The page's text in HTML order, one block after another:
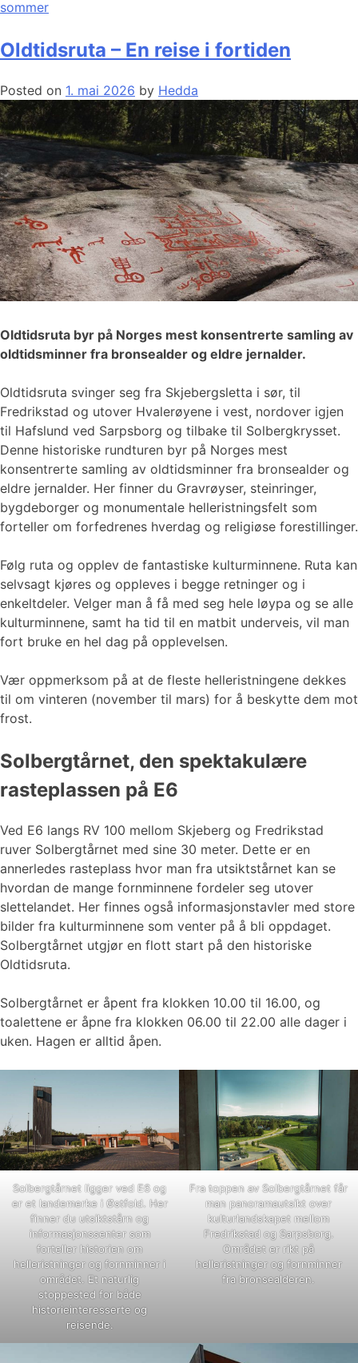
sommer
Oldtidsruta – En reise i fortiden
Posted on 1. mai 2026 by Hedda
Oldtidsruta byr på Norges mest konsentrerte samling av
oldtidsminner fra bronsealder og eldre jernalder.
Oldtidsruta svinger seg fra Skjebergsletta i sør, til
Fredrikstad og utover Hvalerøyene i vest, nordover igjen
til Hafslund ved Sarpsborg og tilbake til Solbergkrysset.
Denne historiske rundturen byr på Norges mest
konsentrerte samling av oldtidsminner fra bronsealder og
eldre jernalder. Her finner du Gravrøyser, steinringer,
bygdeborger og monumentale helleristningsfelt som
forteller om forfedrenes hverdag og religiøse forestillinger.
Følg ruta og opplev de fantastiske kulturminnene. Ruta kan
selvsagt kjøres og oppleves i begge retninger og i
enkeltdeler. Velger man å få med seg hele løypa og se alle
kulturminnene, samt ha tid til en matbit underveis, vil man
fort bruke en hel dag på opplevelsen.
Vær oppmerksom på at de fleste helleristningene dekkes
til om vinteren (november til mars) for å beskytte dem mot
frost.
Solbergtårnet, den spektakulære
rasteplassen på E6
Ved E6 langs RV 100 mellom Skjeberg og Fredrikstad
ruver Solbergtårnet med sine 30 meter. Dette er en
annerledes rasteplass hvor man fra utsiktstårnet kan se
hvordan de mange fornminnene fordeler seg utover
slettelandet. Her finnes også informasjonstavler med store
bilder fra kulturminnene som venter på å bli oppdaget.
Solbergtårnet utgjør en flott start på den historiske
Oldtidsruta.
Solbergtårnet er åpent fra klokken 10.00 til 16.00, og
toalettene er åpne fra klokken 06.00 til 22.00 alle dager i
uken. Hagen er alltid åpen.
Solbergtårnet ligger ved E6 og
er et landemerke i Østfold. Her
finner du utsiktstårn og
informasjonssenter som
forteller historien om
helleristninger og fornminner i
området. Et naturlig
stoppested for både
historieinteresserte og
reisende.
Fra toppen av Solbergtårnet får
man panoramautsikt over
kulturlandskapet mellom
Fredrikstad og Sarpsborg.
Området er rikt på
helleristninger og fornminner
fra bronsealderen.